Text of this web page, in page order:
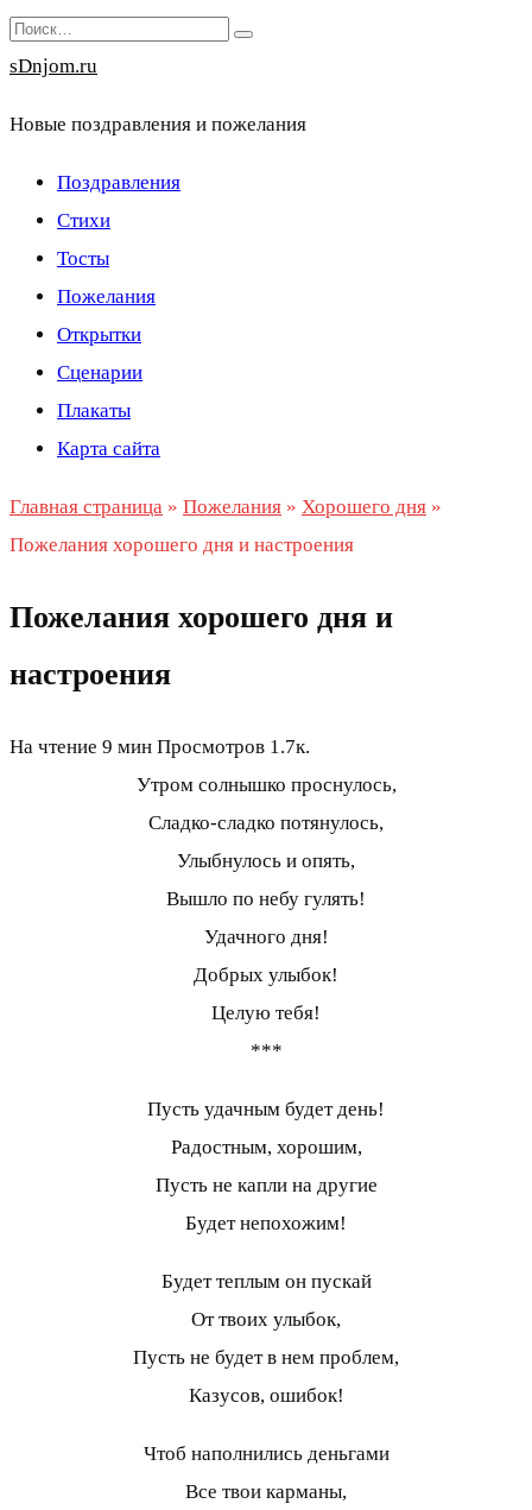
Перейти
к
Search
for:
sDnjom.ru
Новые поздравления и пожелания
Поздравления
Стихи
Тосты
Пожелания
Открытки
Сценарии
Плакаты
Карта сайта
Главная страница » Пожелания » Хорошего дня »
Пожелания хорошего дня и настроения
Пожелания хорошего дня и
настроения
На чтение 9 мин Просмотров 1.7к.
Утром солнышко проснулось,
Сладко-сладко потянулось,
Улыбнулось и опять,
Вышло по небу гулять!
Удачного дня!
Добрых улыбок!
Целую тебя!
***
Пусть удачным будет день!
Радостным, хорошим,
Пусть не капли на другие
Будет непохожим!
Будет теплым он пускай
От твоих улыбок,
Пусть не будет в нем проблем,
Казусов, ошибок!
Чтоб наполнились деньгами
Все твои карманы,